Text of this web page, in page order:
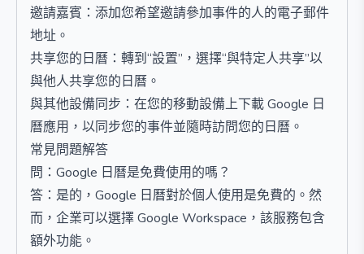
邀請嘉賓：添加您希望邀請參加事件的人的電子郵件
地址。
共享您的日曆：轉到“設置”，選擇“與特定人共享”以
與他人共享您的日曆。
與其他設備同步：在您的移動設備上下載 Google 日
曆應用，以同步您的事件並隨時訪問您的日曆。
常見問題解答
問：Google 日曆是免費使用的嗎？
答：是的，Google 日曆對於個人使用是免費的。然
而，企業可以選擇 Google Workspace，該服務包含
額外功能。